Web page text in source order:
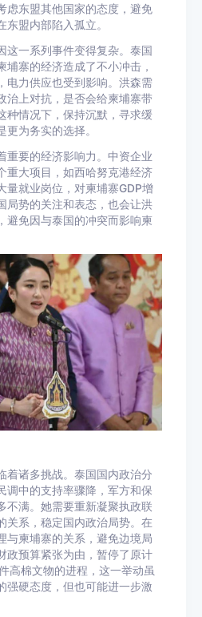
虑东盟其他国家的态度，避免
东盟内部陷入孤立。
这一系列事件变得复杂。泰国
埔寨的经济造成了不小冲击，
电力供应也受到影响。洪森需
治上对抗，是否会给柬埔寨带
种情况下，保持沉默，寻求缓
为务实的选择。
重要的经济影响力。中资企业
重大项目，如西哈努克港经济
量就业岗位，对柬埔寨GDP增
局势的关注和表态，也会让洪
避免因与泰国的冲突而影响柬
着诸多挑战。泰国国内政治分
调中的支持率骤降，军方和保
不满。她需要重新凝聚执政联
关系，稳定国内政治局势。在
与柬埔寨的关系，避免边境局
政预算紧张为由，暂停了原计
高棉文物的进程，这一举动虽
强硬态度，但也可能进一步激